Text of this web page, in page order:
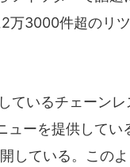
万3000件超のリ
ているチェーン
ューを提供してい
している。この